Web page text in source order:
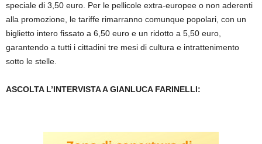
speciale di 3,50 euro. Per le pellicole extra-europee o non aderenti
alla promozione, le tariffe rimarranno comunque popolari, con un
biglietto intero fissato a 6,50 euro e un ridotto a 5,50 euro,
garantendo a tutti i cittadini tre mesi di cultura e intrattenimento
sotto le stelle.
ASCOLTA L’INTERVISTA A GIANLUCA FARINELLI: